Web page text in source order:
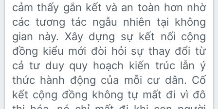
cảm thấy gắn kết và an toàn hơn nhờ
các tương tác ngẫu nhiên tại không
gian này. Xây dựng sự kết nối cộng
đồng kiểu mới đòi hỏi sự thay đổi từ
cả tư duy quy hoạch kiến trúc lẫn ý
thức hành động của mỗi cư dân. Cố
kết cộng đồng không tự mất đi vì đô